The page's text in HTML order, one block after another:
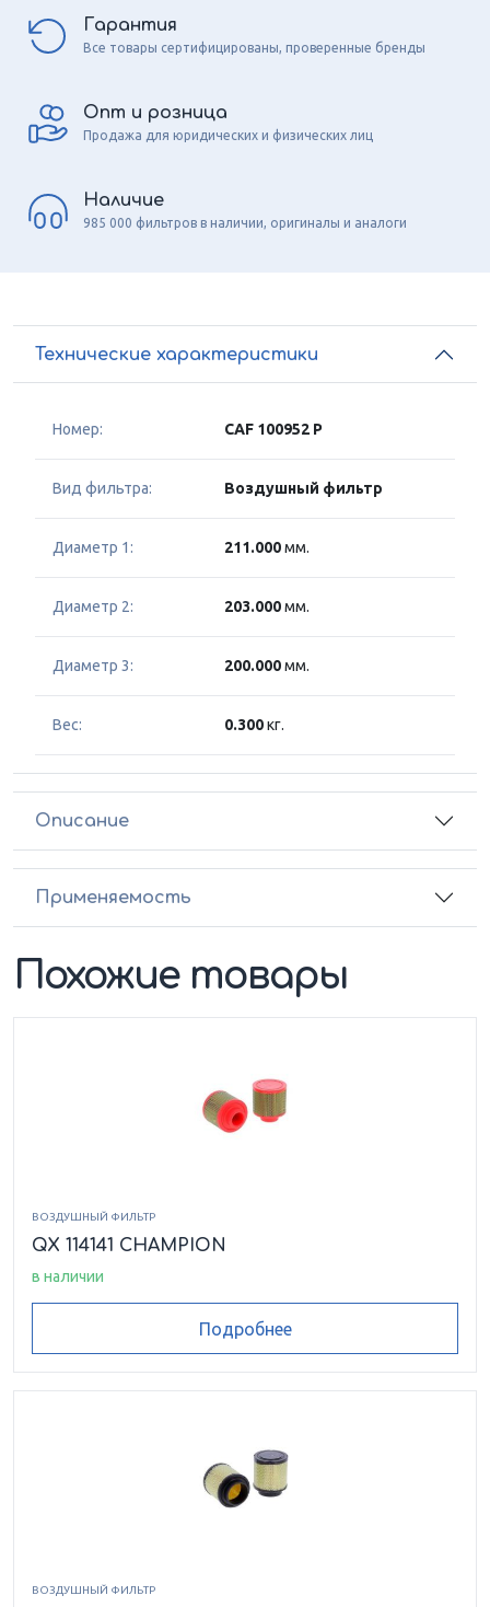
Гарантия
Все товары сертифицированы, проверенные бренды
Опт и розница
Продажа для юридических и физических лиц
Наличие
985 000 фильтров в наличии, оригиналы и аналоги
Технические характеристики
Номер: CAF 100952 P
Вид фильтра: Воздушный фильтр
Диаметр 1: 211.000мм.
Диаметр 2: 203.000мм.
Диаметр 3: 200.000мм.
Вес: 0.300кг.
Описание
Применяемость
Похожие товары
ВОЗДУШНЫЙ ФИЛЬТР
QX 114141 CHAMPION
в наличии
Подробнее
ВОЗДУШНЫЙ ФИЛЬТР